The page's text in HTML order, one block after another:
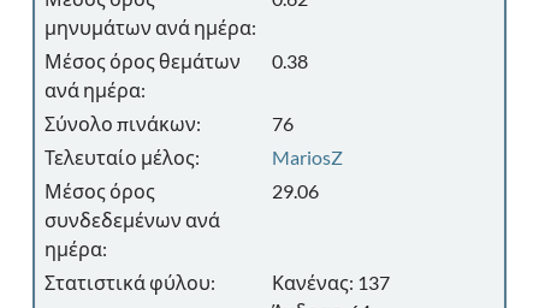
μηνυμάτων ανά ημέρα:
Μέσος όρος θεμάτων
ανά ημέρα:
0.38
Σύνολο πινάκων:
76
Τελευταίο μέλος:
MariosZ
Μέσος όρος
συνδεδεμένων ανά
ημέρα:
29.06
Στατιστικά φύλου:
Κανένας: 137